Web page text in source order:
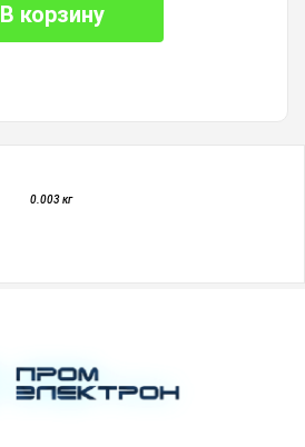
В корзину
0.003 кг